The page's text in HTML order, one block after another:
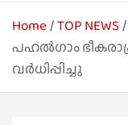
Home TOP NEWS
പഹൽഗാം
വർധിപ്പിച്ചു